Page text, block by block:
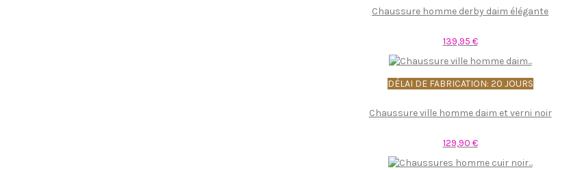
Chaussure homme derby daim élégante
139,95 €
DÉLAI DE FABRICATION: 20 JOURS
Chaussure ville homme daim et verni noir
129,90 €